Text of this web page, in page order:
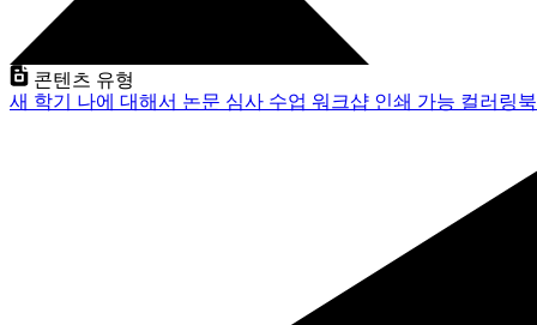
콘텐츠 유형
새 학기 나에 대해서 논문 심사 수업 워크샵 인쇄 가능 컬러링북